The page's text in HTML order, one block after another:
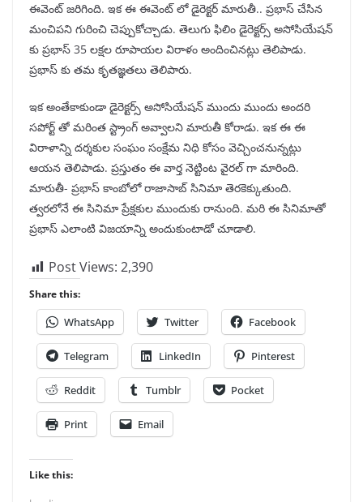
ఈవెంట్ జరిగింది. ఇక ఈ ఈవెంట్ లో డైరెక్టర్ మారుతీ.. ప్రభాస్ చేసిన
మంచిపని గురించి చెప్పుకోచ్చాడు. తెలుగు ఫిలిం డైరెక్టర్స్ అసోసియేషన్
కు ప్రభాస్ 35 లక్షల రూపాయల విరాళం అందించినట్లు తెలిపాడు.
ప్రభాస్ కు తమ కృతజ్ఞతలు తెలిపారు.
ఇక అంతేకాకుండా డైరెక్టర్స్ అసోసియేషన్ ముందు ముందు అందరి
సపోర్ట్ తో మరింత స్ట్రాంగ్ అవ్వాలని మారుతీ కోరాడు. ఇక ఈ ఈ
విరాళాన్ని దర్శకుల సంఘం సంక్షేమ నిధి కోసం వెచ్చించనున్నట్లు
ఆయన తెలిపాడు. ప్రస్తుతం ఈ వార్త నెట్టింట వైరల్ గా మారింది.
మారుతీ- ప్రభాస్ కాంబోలో రాజాసాబ్ సినిమా తెరకెక్కుతుంది.
త్వరలోనే ఈ సినిమా ప్రేక్షకుల ముందుకు రానుంది. మరి ఈ సినిమాతో
ప్రభాస్ ఎలాంటి విజయాన్ని అందుకుంటాడో చూడాలి.
Post Views: 2,390
Share this:
WhatsApp Twitter Facebook
Telegram LinkedIn Pinterest
Reddit Tumblr Pocket
Print Email
Like this: